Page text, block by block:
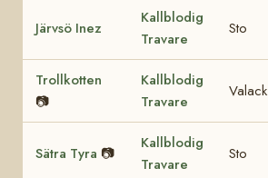
Järvsö Inez
Kallblodig
Travare
Sto
Trollkotten
📷
Kallblodig
Travare
Valack
Sätra Tyra 📷
Kallblodig
Travare
Sto